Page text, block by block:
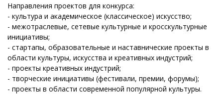
Направления проектов для конкурса:
- культура и академическое (классическое) искусство;
- межотраслевые, сетевые культурные и кросскультурные
инициативы;
- стартапы, образовательные и наставнические проекты в
области культуры, искусства и креативных индустрий;
- проекты креативных индустрий;
- творческие инициативы (фестивали, премии, форумы);
- проекты в области современной популярной культуры.